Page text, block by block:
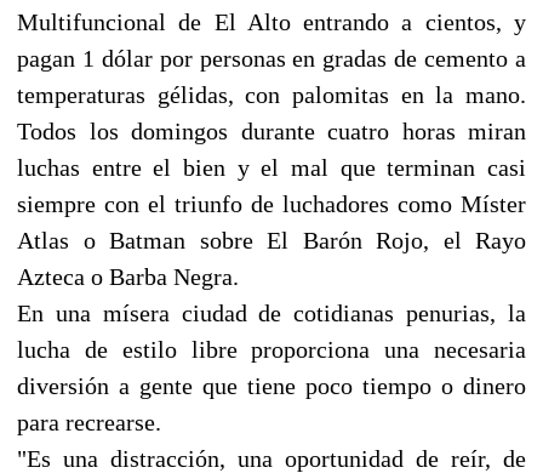
Multifuncional de El Alto entrando a cientos, y
pagan 1 dólar por personas en gradas de cemento a
temperaturas gélidas, con palomitas en la mano.
Todos los domingos durante cuatro horas miran
luchas entre el bien y el mal que terminan casi
siempre con el triunfo de luchadores como Míster
Atlas o Batman sobre El Barón Rojo, el Rayo
Azteca o Barba Negra.
En una mísera ciudad de cotidianas penurias, la
lucha de estilo libre proporciona una necesaria
diversión a gente que tiene poco tiempo o dinero
para recrearse.
"Es una distracción, una oportunidad de reír, de